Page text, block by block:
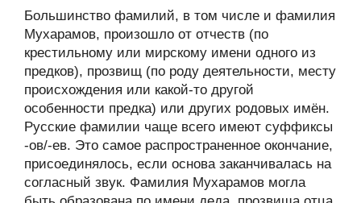
Большинство фамилий, в том числе и фамилия
Мухарамов, произошло от отчеств (по
крестильному или мирскому имени одного из
предков), прозвищ (по роду деятельности, месту
происхождения или какой-то другой
особенности предка) или других родовых имён.
Русские фамилии чаще всего имеют суффиксы
-ов/-ев. Это самое распространенное окончание,
присоединялось, если основа заканчивалась на
согласный звук. Фамилия Мухарамов могла